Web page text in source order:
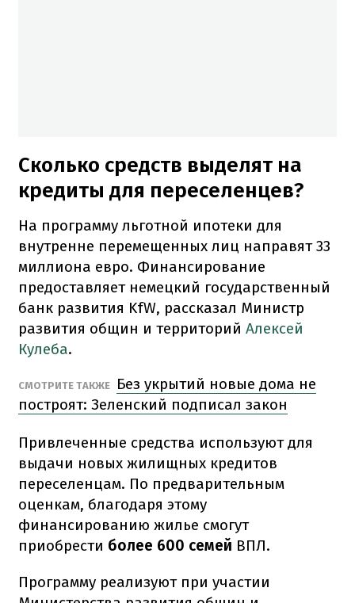
Сколько средств выделят на
кредиты для переселенцев?
На программу льготной ипотеки для
внутренне перемещенных лиц направят 33
миллиона евро. Финансирование
предоставляет немецкий государственный
банк развития KfW, рассказал Министр
развития общин и территорий Алексей
Кулеба.
СМОТРИТЕ ТАКЖЕ
Без укрытий новые дома не
построят: Зеленский подписал закон
Привлеченные средства используют для
выдачи новых жилищных кредитов
переселенцам. По предварительным
оценкам, благодаря этому
финансированию жилье смогут
приобрести более 600 семей ВПЛ.
Программу реализуют при участии